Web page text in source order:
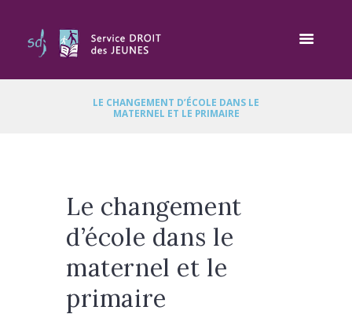
LE CHANGEMENT D’ÉCOLE DANS LE
MATERNEL ET LE PRIMAIRE
Le changement
d’école dans le
maternel et le
primaire